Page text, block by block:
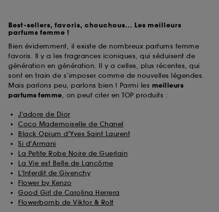
Best-sellers, favoris, chouchous... Les meilleurs
parfums femme !
Bien évidemment, il existe de nombreux parfums femme
favoris. Il y a les fragrances iconiques, qui séduisent de
génération en génération. Il y a celles, plus récentes, qui
sont en train de s’imposer comme de nouvelles légendes.
Mais parlons peu, parlons bien ! Parmi les meilleurs
parfums femme, on peut citer en TOP produits :
J'adore de Dior
Coco Mademoiselle de Chanel
Black Opium d'Yves Saint Laurent
Si d'Armani
La Petite Robe Noire de Guerlain
La Vie est Belle de Lancôme
L'Interdit de Givenchy
Flower by Kenzo
Good Girl de Carolina Herrera
Flowerbomb de Viktor & Rolf